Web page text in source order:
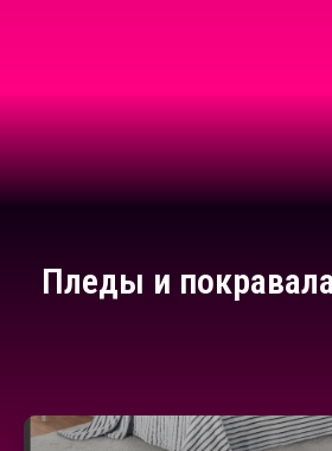
Пледы и